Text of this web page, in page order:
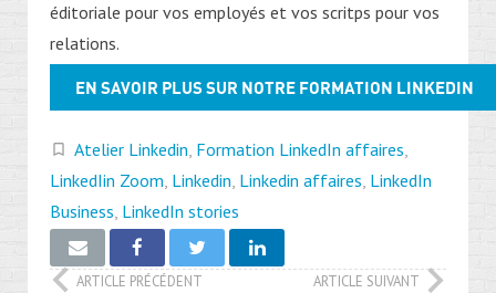
éditoriale pour vos employés et vos scritps pour vos
relations.
EN SAVOIR PLUS SUR NOTRE FORMATION LINKEDIN
Atelier Linkedin, Formation LinkedIn affaires,
LinkedIin Zoom, Linkedin, Linkedin affaires, LinkedIn
Business, LinkedIn stories
ARTICLE PRÉCÉDENT ARTICLE SUIVANT